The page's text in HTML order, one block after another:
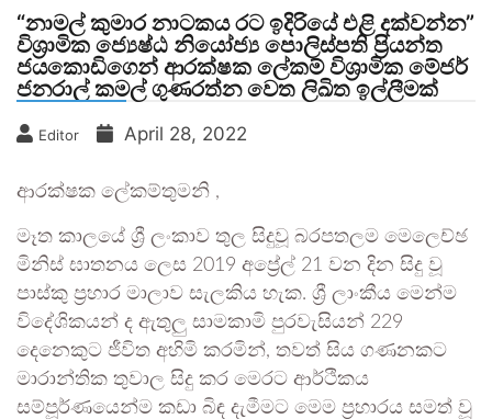
“නාමල් කුමාර නාටකය රට ඉදිරියේ එළි දක්වන්න”
විශ්‍රාමික ජ්‍යෙෂ්ඨ නියෝජ්‍ය පොලිස්පති ප්‍රියන්ත
ජයකොඩිගෙන් ආරක්ෂක ලේකම් විශ්‍රාමික මේජර්
ජනරාල් කමල් ගුණරත්න වෙත ලිඛිත ඉල්ලීමක්
Editor April 28, 2022
ආරක්ෂක ලේකම්තුමනි ,
මෑත කාලයේ ශ්‍රී ලංකාව තුල සිදුවූ බරපතලම මෙලෙච්ඡ
මිනිස් ඝාතනය ලෙස 2019 අප්‍රේල් 21 වන දින සිදු වූ
පාස්කු ප්‍රහාර මාලාව සැලකිය හැක. ශ්‍රී ලාංකීය මෙන්ම
විදේශිකයන් ද ඇතුලු සාමකාමි පුරවැසියන් 229
දෙනෙකුට ජීවිත අහිමි කරමින්, තවත් සිය ගණනකට
මාරාන්තික තුවාල සිදු කර මෙරට ආර්ථිකය
සම්පූර්ණයෙන්ම කඩා බිඳ දැමීමට මෙම ප්‍රහාරය සමත් වූ